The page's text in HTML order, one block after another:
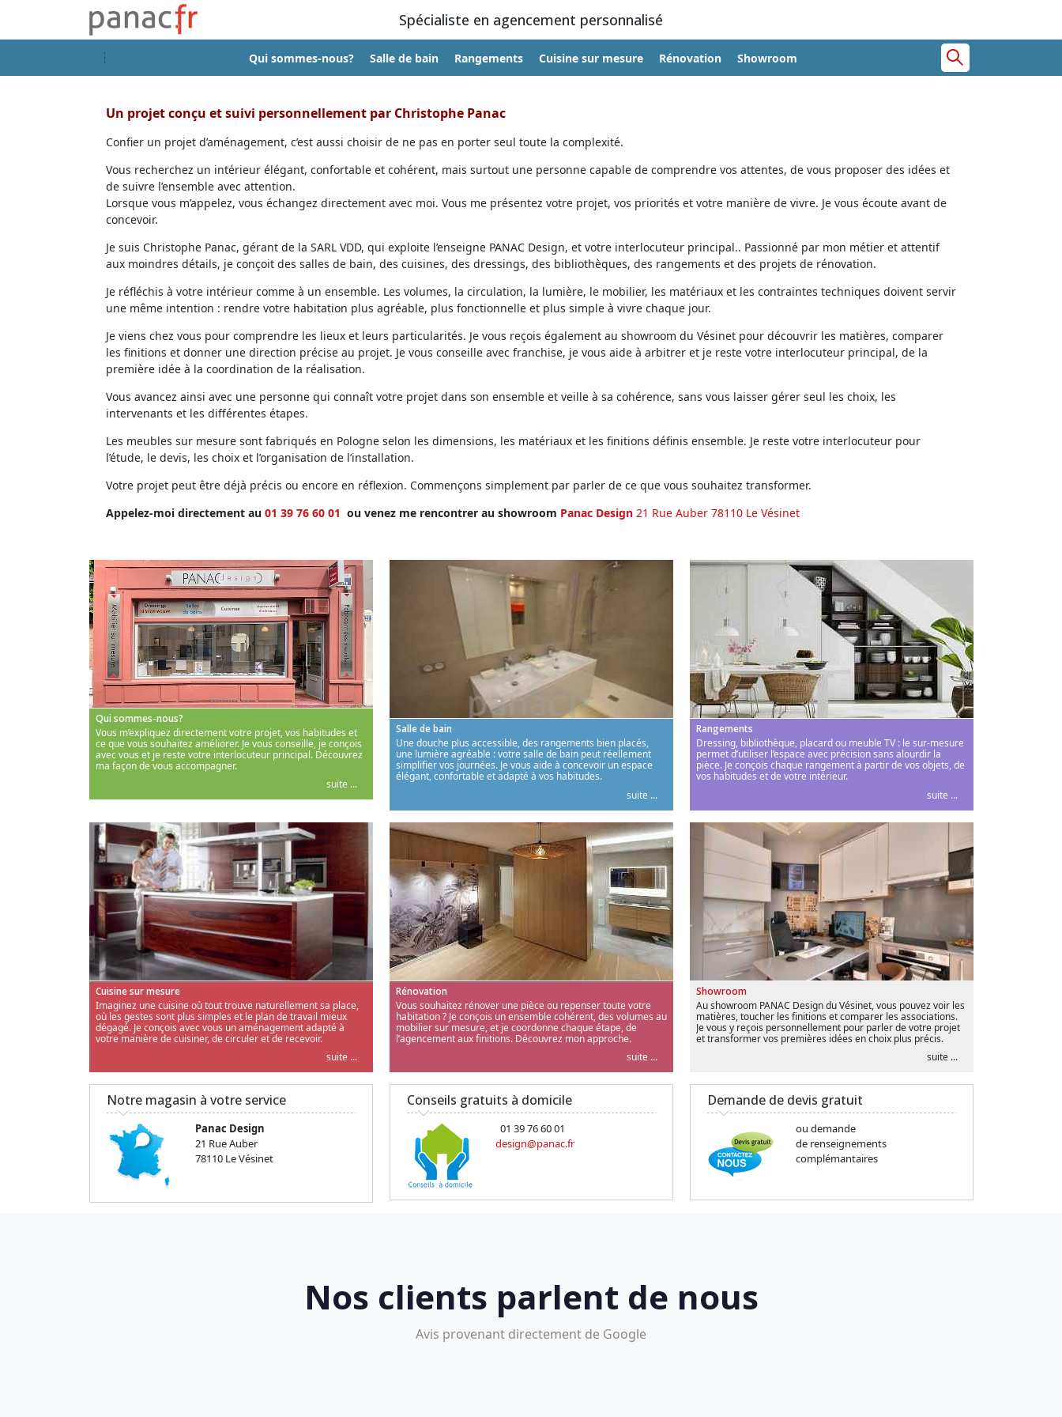
Spécialiste en agencement personnalisé
Qui sommes-nous? Salle de bain Rangements Cuisine sur mesure Rénovation Showroom
Un projet conçu et suivi personnellement par Christophe Panac
Confier un projet d’aménagement, c’est aussi choisir de ne pas en porter seul toute la complexité.
Vous recherchez un intérieur élégant, confortable et cohérent, mais surtout une personne capable de comprendre vos attentes, de vous proposer des idées et
de suivre l’ensemble avec attention.
Lorsque vous m’appelez, vous échangez directement avec moi. Vous me présentez votre projet, vos priorités et votre manière de vivre. Je vous écoute avant de
concevoir.
Je suis Christophe Panac, gérant de la SARL VDD, qui exploite l’enseigne PANAC Design, et votre interlocuteur principal.. Passionné par mon métier et attentif
aux moindres détails, je conçoit des salles de bain, des cuisines, des dressings, des bibliothèques, des rangements et des projets de rénovation.
Je réfléchis à votre intérieur comme à un ensemble. Les volumes, la circulation, la lumière, le mobilier, les matériaux et les contraintes techniques doivent servir
une même intention : rendre votre habitation plus agréable, plus fonctionnelle et plus simple à vivre chaque jour.
Je viens chez vous pour comprendre les lieux et leurs particularités. Je vous reçois également au showroom du Vésinet pour découvrir les matières, comparer
les finitions et donner une direction précise au projet. Je vous conseille avec franchise, je vous aide à arbitrer et je reste votre interlocuteur principal, de la
première idée à la coordination de la réalisation.
Vous avancez ainsi avec une personne qui connaît votre projet dans son ensemble et veille à sa cohérence, sans vous laisser gérer seul les choix, les
intervenants et les différentes étapes.
Les meubles sur mesure sont fabriqués en Pologne selon les dimensions, les matériaux et les finitions définis ensemble. Je reste votre interlocuteur pour
l’étude, le devis, les choix et l’organisation de l’installation.
Votre projet peut être déjà précis ou encore en réflexion. Commençons simplement par parler de ce que vous souhaitez transformer.
Appelez-moi directement au 01 39 76 60 01 ou venez me rencontrer au showroom Panac Design 21 Rue Auber 78110 Le Vésinet
Qui sommes-nous?
Vous m’expliquez directement votre projet, vos habitudes et
ce que vous souhaitez améliorer. Je vous conseille, je conçois
avec vous et je reste votre interlocuteur principal. Découvrez
ma façon de vous accompagner.
suite ...
Salle de bain
Une douche plus accessible, des rangements bien placés,
une lumière agréable : votre salle de bain peut réellement
simplifier vos journées. Je vous aide à concevoir un espace
élégant, confortable et adapté à vos habitudes.
suite ...
Rangements
Dressing, bibliothèque, placard ou meuble TV : le sur-mesure
permet d’utiliser l’espace avec précision sans alourdir la
pièce. Je conçois chaque rangement à partir de vos objets, de
vos habitudes et de votre intérieur.
suite ...
Cuisine sur mesure
Imaginez une cuisine où tout trouve naturellement sa place,
où les gestes sont plus simples et le plan de travail mieux
dégagé. Je conçois avec vous un aménagement adapté à
votre manière de cuisiner, de circuler et de recevoir.
suite ...
Rénovation
Vous souhaitez rénover une pièce ou repenser toute votre
habitation ? Je conçois un ensemble cohérent, des volumes au
mobilier sur mesure, et je coordonne chaque étape, de
l’agencement aux finitions. Découvrez mon approche.
suite ...
Showroom
Au showroom PANAC Design du Vésinet, vous pouvez voir les
matières, toucher les finitions et comparer les associations.
Je vous y reçois personnellement pour parler de votre projet
et transformer vos premières idées en choix plus précis.
suite ...
Notre magasin à votre service
Panac Design
21 Rue Auber
78110 Le Vésinet
Conseils gratuits à domicile
01 39 76 60 01
design@panac.fr
Demande de devis gratuit
ou demande
de renseignements
complémantaires
Nos clients parlent de nous
Avis provenant directement de Google